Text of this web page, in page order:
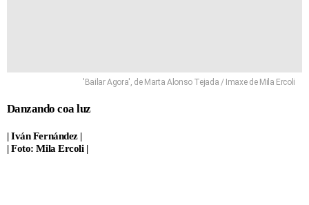
'Bailar Agora', de Marta Alonso Tejada / Imaxe de Mila Ercoli
Danzando coa luz
| Iván Fernández |
| Foto: Mila Ercoli |